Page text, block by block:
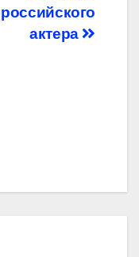
российского
актера